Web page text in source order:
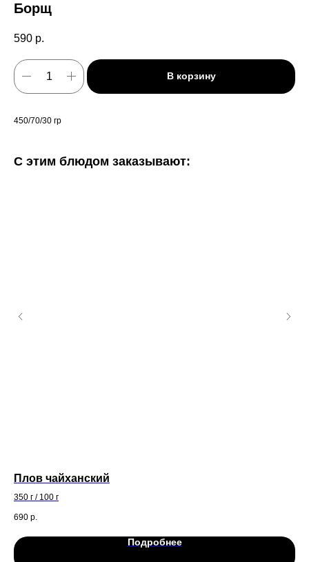
Борщ
590 р.
В корзину
450/70/30 гр
С этим блюдом заказывают:
Плов чайханский
350 г / 100 г
690 р.
Подробнее